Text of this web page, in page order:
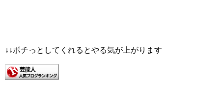
↓↓ポチっとしてくれるとやる気が上がります